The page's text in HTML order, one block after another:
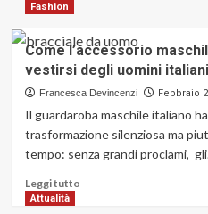
Benessere
Come
Fashion
Come l’accessorio
vestirsi degli uomini italiani
Francesca Devincenzi Febbraio
Il guardaroba maschile italiano
trasformazione silenziosa ma
tempo: senza grandi proclami,
Leggi tuttoLeggi
Attualità